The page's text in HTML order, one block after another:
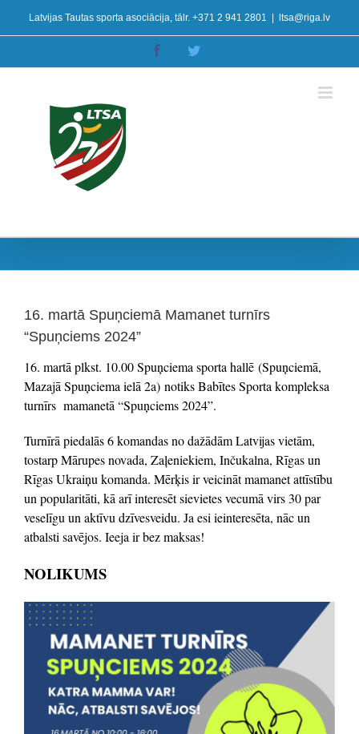
content
Latvijas Tautas sporta asociācija, tālr. +371 2 941 2801 ltsa@riga.lv
Facebook
16. martā Spuņciemā Mamanet turnīrs
“Spuņciems 2024”
16. martā plkst. 10.00 Spuņciema sporta hallē (Spuņciemā,
Mazajā Spuņciema ielā 2a) notiks Babītes Sporta kompleksa
turnīrs mamanetā “Spuņciems 2024”.
Turnīrā piedalās 6 komandas no dažādām Latvijas vietām,
tostarp Mārupes novada, Zaļeniekiem, Inčukalna, Rīgas un
Rīgas Ukraiņu komanda. Mērķis ir veicināt mamanet attīstību
un popularitāti, kā arī interesēt sievietes vecumā virs 30 par
veselīgu un aktīvu dzīvesveidu. Ja esi ieinteresēta, nāc un
atbalsti savējos. Ieeja ir bez maksas!
NOLIKUMS